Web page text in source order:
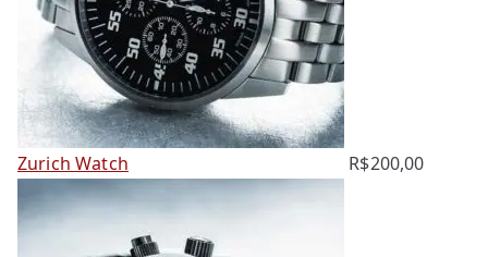
Zurich Watch R$200,00